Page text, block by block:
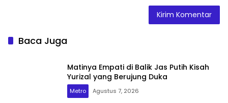
Baca Juga
Matinya Empati di Balik Jas Putih Kisah
Yurizal yang Berujung Duka
Metro Agustus 7, 2026